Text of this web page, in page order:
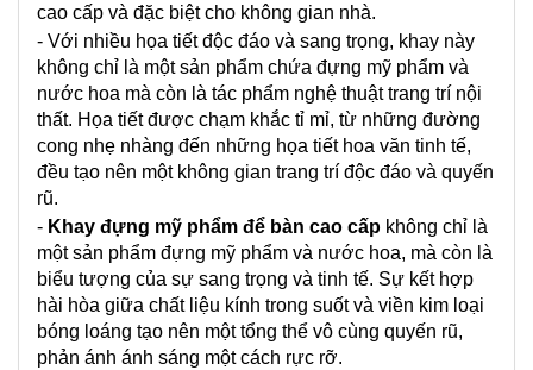
cao cấp và đặc biệt cho không gian nhà.
- Với nhiều họa tiết độc đáo và sang trọng, khay này
không chỉ là một sản phẩm chứa đựng mỹ phẩm và
nước hoa mà còn là tác phẩm nghệ thuật trang trí nội
thất. Họa tiết được chạm khắc tỉ mỉ, từ những đường
cong nhẹ nhàng đến những họa tiết hoa văn tinh tế,
đều tạo nên một không gian trang trí độc đáo và quyến
rũ.
- Khay đựng mỹ phẩm để bàn cao cấp không chỉ là
một sản phẩm đựng mỹ phẩm và nước hoa, mà còn là
biểu tượng của sự sang trọng và tinh tế. Sự kết hợp
hài hòa giữa chất liệu kính trong suốt và viền kim loại
bóng loáng tạo nên một tổng thể vô cùng quyến rũ,
phản ánh ánh sáng một cách rực rỡ.